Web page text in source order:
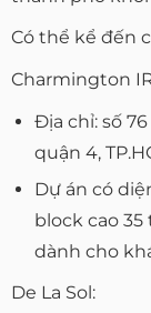
Có thể kể đến
Charmington
Địa chỉ: số
quận 4,
Dự án có
block cao 35
dành cho
De La Sol: